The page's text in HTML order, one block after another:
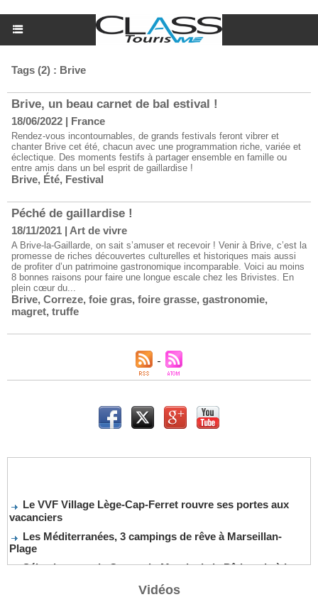
Tags (2) : Brive
Brive, un beau carnet de bal estival !
18/06/2022 | France
Rendez-vous incontournables, de grands festivals feront vibrer et
chanter Brive cet été, chacun avec une programmation riche, variée et
éclectique. Des moments festifs à partager ensemble en famille ou
entre amis dans un bel esprit de gaillardise !
Brive, Été, Festival
Péché de gaillardise !
18/11/2021 | Art de vivre
A Brive-la-Gaillarde, on sait s’amuser et recevoir ! Venir à Brive, c’est la
promesse de riches découvertes culturelles et historiques mais aussi
de profiter d’un patrimoine gastronomique incomparable. Voici au moins
8 bonnes raisons pour faire une longue escale chez les Brivistes. En
plein cœur du...
Brive, Correze, foie gras, foire grasse, gastronomie,
magret, truffe
Le VVF Village Lège-Cap-Ferret rouvre ses portes aux
vacanciers
Les Méditerranées, 3 campings de rêve à Marseillan-
Plage
Sélection pour la Coupe du Monde de la Pâtisserie à La
Vidéos